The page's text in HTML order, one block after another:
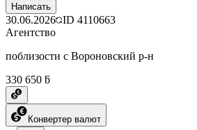
Написать
30.06.2026 ID 4110663
Агентство
поблизости с Вороновский р-н
330 650 ƃ
Конвертер валют